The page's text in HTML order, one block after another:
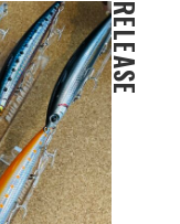
RELEASE